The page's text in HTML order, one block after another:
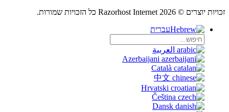
זכויות יוצרים © 2026 Razorhost Internet כל הזכויות שמורות.
עברית
العربية
Azerbaijani
Català
中文
Hrvatski
Čeština
Dansk